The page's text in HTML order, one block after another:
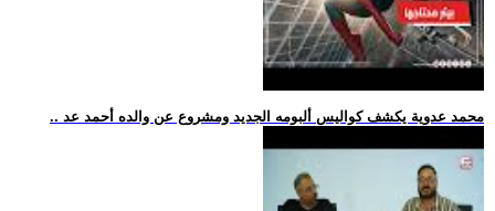
.. محمد عدوية يكشف كواليس ألبومه الجديد ومشروع عن والده أحمد عد